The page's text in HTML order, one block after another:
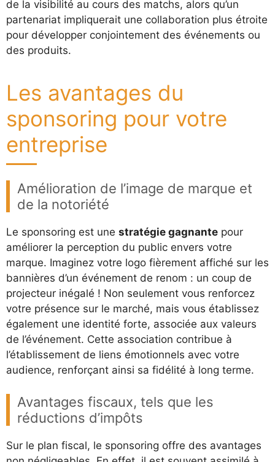
de la visibilité au cours des matchs, alors qu’un
partenariat impliquerait une collaboration plus étroite
pour développer conjointement des événements ou
des produits.
Les avantages du
sponsoring pour votre
entreprise
Amélioration de l’image de marque et
de la notoriété
Le sponsoring est une stratégie gagnante pour
améliorer la perception du public envers votre
marque. Imaginez votre logo fièrement affiché sur les
bannières d’un événement de renom : un coup de
projecteur inégalé ! Non seulement vous renforcez
votre présence sur le marché, mais vous établissez
également une identité forte, associée aux valeurs
de l’événement. Cette association contribue à
l’établissement de liens émotionnels avec votre
audience, renforçant ainsi sa fidélité à long terme.
Avantages fiscaux, tels que les
réductions d’impôts
Sur le plan fiscal, le sponsoring offre des avantages